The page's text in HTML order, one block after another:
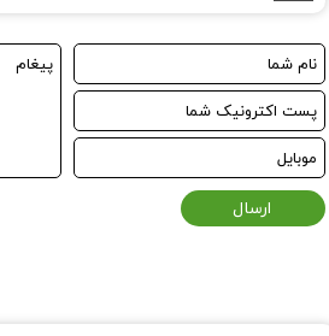
ارسال